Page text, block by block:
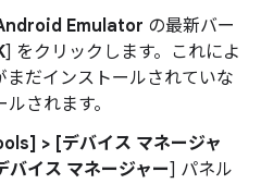
Emulator の最新バー
] をクリックします。これによ
まだインストールされていな
されます。
> [デバイス マネージャ
バイス マネージャー] パネル